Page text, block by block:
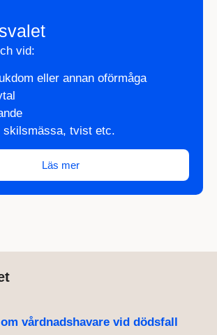
vid:
eller annan oförmåga
skilsmässa, tvist etc.
Läs mer
vårdnadshavare vid dödsfall